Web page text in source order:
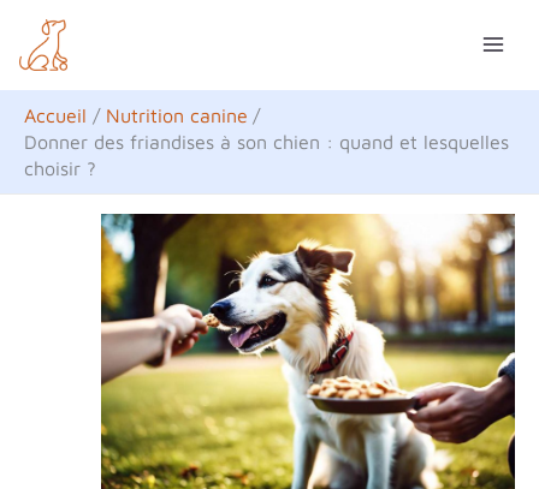
contenu
Accueil
Nutrition canine
Donner des friandises à son chien : quand et lesquelles
choisir ?
e
c
h
e